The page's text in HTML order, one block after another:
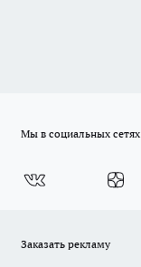
Мы в социальных сетях
Заказать рекламу